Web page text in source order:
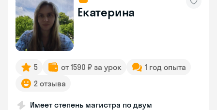
Екатерина
5 от 1590 ₽ за урок
1 год опыта
2 отзыва
Имеет степень магистра по двум